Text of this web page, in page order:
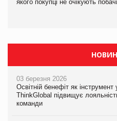
якого покупці не очікують
якого покупці не очікують
03 березня 2026
Освітній бенефіт як
ThinkGlobal підвищує
команди